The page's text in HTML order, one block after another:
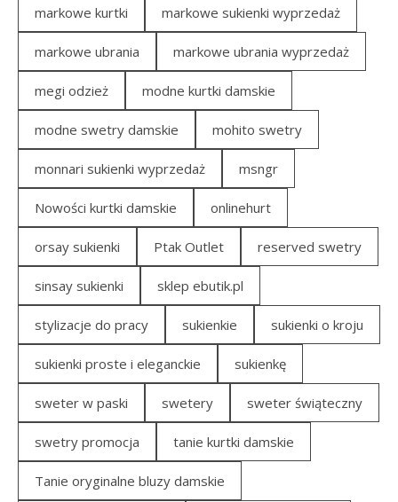
markowe kurtki markowe sukienki wyprzedaż
markowe ubrania markowe ubrania wyprzedaż
megi odzież modne kurtki damskie
modne swetry damskie mohito swetry
monnari sukienki wyprzedaż msngr
Nowości kurtki damskie onlinehurt
orsay sukienki Ptak Outlet reserved swetry
sinsay sukienki sklep ebutik.pl
stylizacje do pracy sukienkie sukienki o kroju
sukienki proste i eleganckie sukienkę
sweter w paski swetery sweter świąteczny
swetry promocja tanie kurtki damskie
Tanie oryginalne bluzy damskie